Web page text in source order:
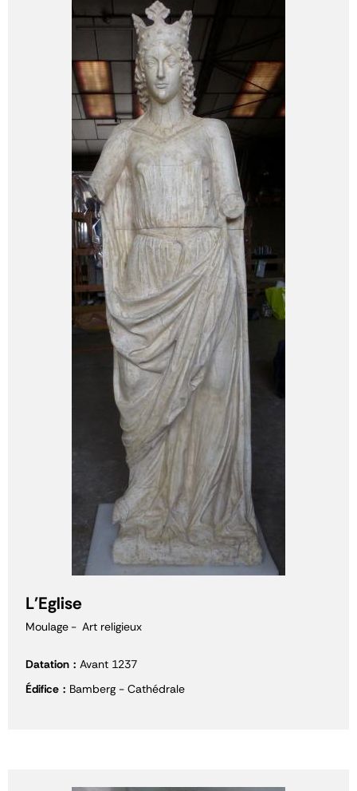
L'Eglise
Moulage Art religieux
Datation
Avant 1237
Édifice
Bamberg - Cathédrale